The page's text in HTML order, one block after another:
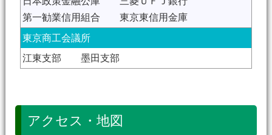
第一勧業信用組合 東京東信用金庫
東京商工会議所
江東支部 墨田支部
アクセス・地図